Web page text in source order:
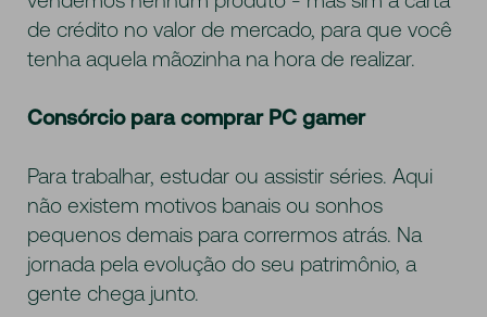
de crédito no valor de mercado, para que você
tenha aquela mãozinha na hora de realizar.
Consórcio para comprar PC gamer
Para trabalhar, estudar ou assistir séries. Aqui
não existem motivos banais ou sonhos
pequenos demais para corrermos atrás. Na
jornada pela evolução do seu patrimônio, a
gente chega junto.